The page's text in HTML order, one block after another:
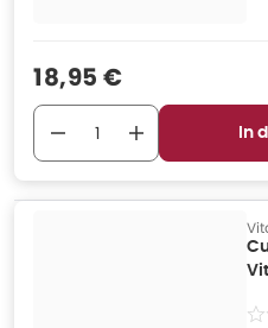
Verkaufspreis
18,95 €
In